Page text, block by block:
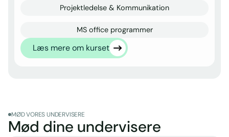
Projektledelse & Kommunikation
MS office programmer
Læs mere om kurset
MØD VORES UNDERVISERE
Mød dine undervisere